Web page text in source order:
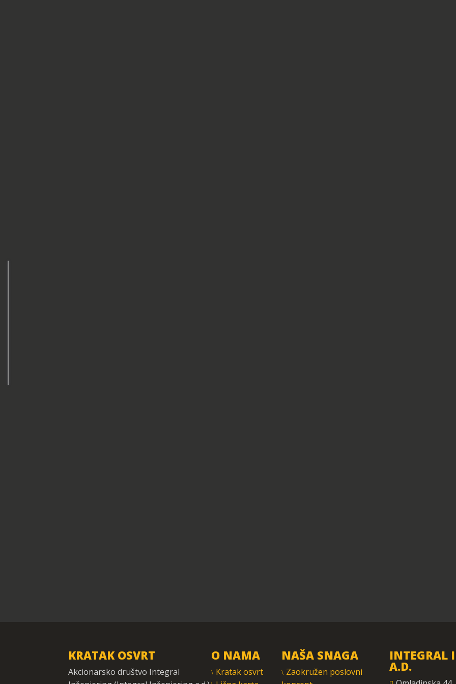
KRATAK OSVRT
Akcionarsko društvo Integral
O NAMA
Kratak osvrt
NAŠA SNAGA
Zaokružen poslovni
INTEGRAL
A.D.